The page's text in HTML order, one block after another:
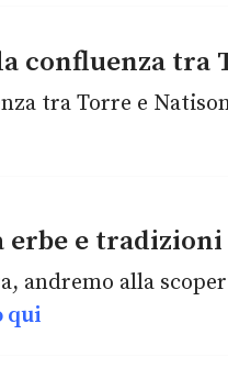
confluenza tra
tra Torre e
erbe e tradizioni
andremo alla
qui